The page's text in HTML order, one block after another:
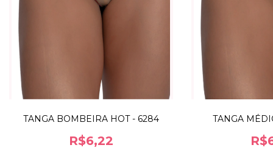
TANGA BOMBEIRA HOT - 6284
R$6,22
TANGA